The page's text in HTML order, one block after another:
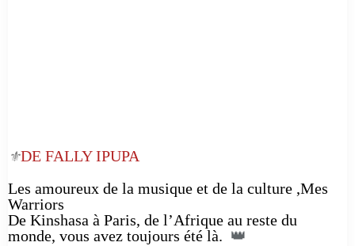
⚜️DE FALLY IPUPA
Les amoureux de la musique et de la culture ,Mes
Warriors
De Kinshasa à Paris, de l’Afrique au reste du
monde, vous avez toujours été là. 👑